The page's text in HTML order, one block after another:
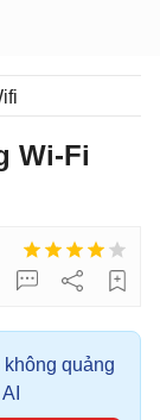
Wi-Fi
quảng